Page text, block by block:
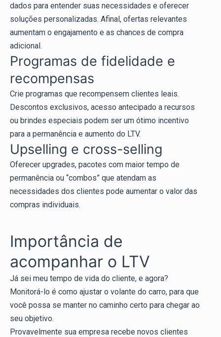
dados para entender suas necessidades e oferecer
soluções personalizadas. Afinal, ofertas relevantes
aumentam o engajamento e as chances de compra
adicional.
Programas de fidelidade e
recompensas
Crie programas que recompensem clientes leais.
Descontos exclusivos, acesso antecipado a recursos
ou brindes especiais podem ser um ótimo incentivo
para a permanência e aumento do LTV.
Upselling e cross-selling
Oferecer upgrades, pacotes com maior tempo de
permanência ou “combos” que atendam as
necessidades dos clientes pode aumentar o valor das
compras individuais.
Importância de
acompanhar o LTV
Já sei meu tempo de vida do cliente, e agora?
Monitorá-lo é como ajustar o volante do carro, para que
você possa se manter no caminho certo para chegar ao
seu objetivo.
Provavelmente sua empresa recebe novos clientes